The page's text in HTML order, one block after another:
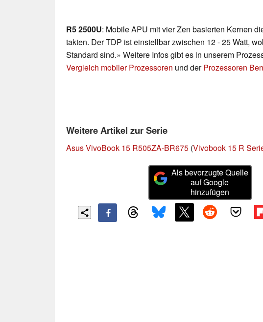
R5 2500U: Mobile APU mit vier Zen basierten Kernen
takten. Der TDP ist einstellbar zwischen 12 - 25 Watt,
Standard sind.» Weitere Infos gibt es in unserem
Vergleich mobiler Prozessoren und derProzessoren
Weitere Artikel zur Serie
Asus VivoBook 15 R505ZA-BR675 (Vivobook 15 R
Als bevorzugte Quelle
auf Google
hinzufügen